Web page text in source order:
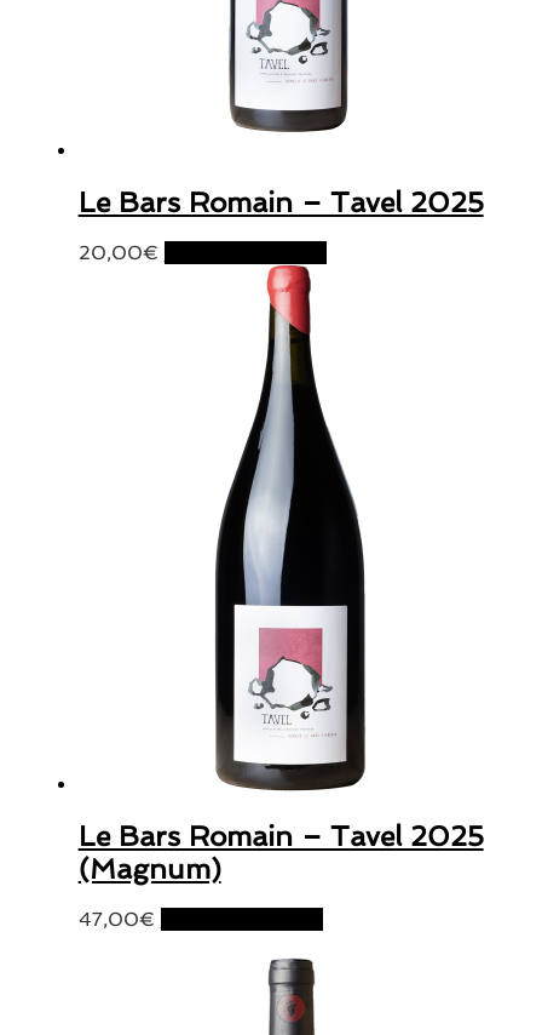
Le Bars Romain – Tavel 2025
20,00€
Le Bars Romain – Tavel 2025
(Magnum)
47,00€